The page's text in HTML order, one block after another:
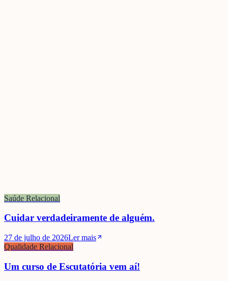
Saúde Relacional
Cuidar verdadeiramente de alguém.
27 de julho de 2026Ler mais
Qualidade Relacional
Um curso de Escutatória vem aí!